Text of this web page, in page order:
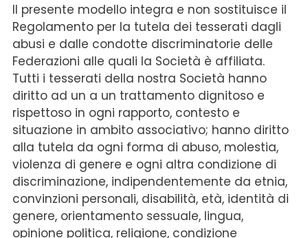
Il presente modello integra e non sostituisce il
Regolamento per la tutela dei tesserati dagli
abusi e dalle condotte discriminatorie delle
Federazioni alle quali la Società è affiliata.
Tutti i tesserati della nostra Società hanno
diritto ad un a un trattamento dignitoso e
rispettoso in ogni rapporto, contesto e
situazione in ambito associativo; hanno diritto
alla tutela da ogni forma di abuso, molestia,
violenza di genere e ogni altra condizione di
discriminazione, indipendentemente da etnia,
convinzioni personali, disabilità, età, identità di
genere, orientamento sessuale, lingua,
opinione politica, religione, condizione